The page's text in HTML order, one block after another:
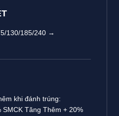
130/185/240 →
khi đánh trúng:
SMCK Tăng Thêm + 20%